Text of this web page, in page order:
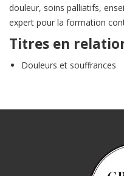
douleur, soins palliatifs,
expert pour la formation
Titres en
Douleurs et souffrances